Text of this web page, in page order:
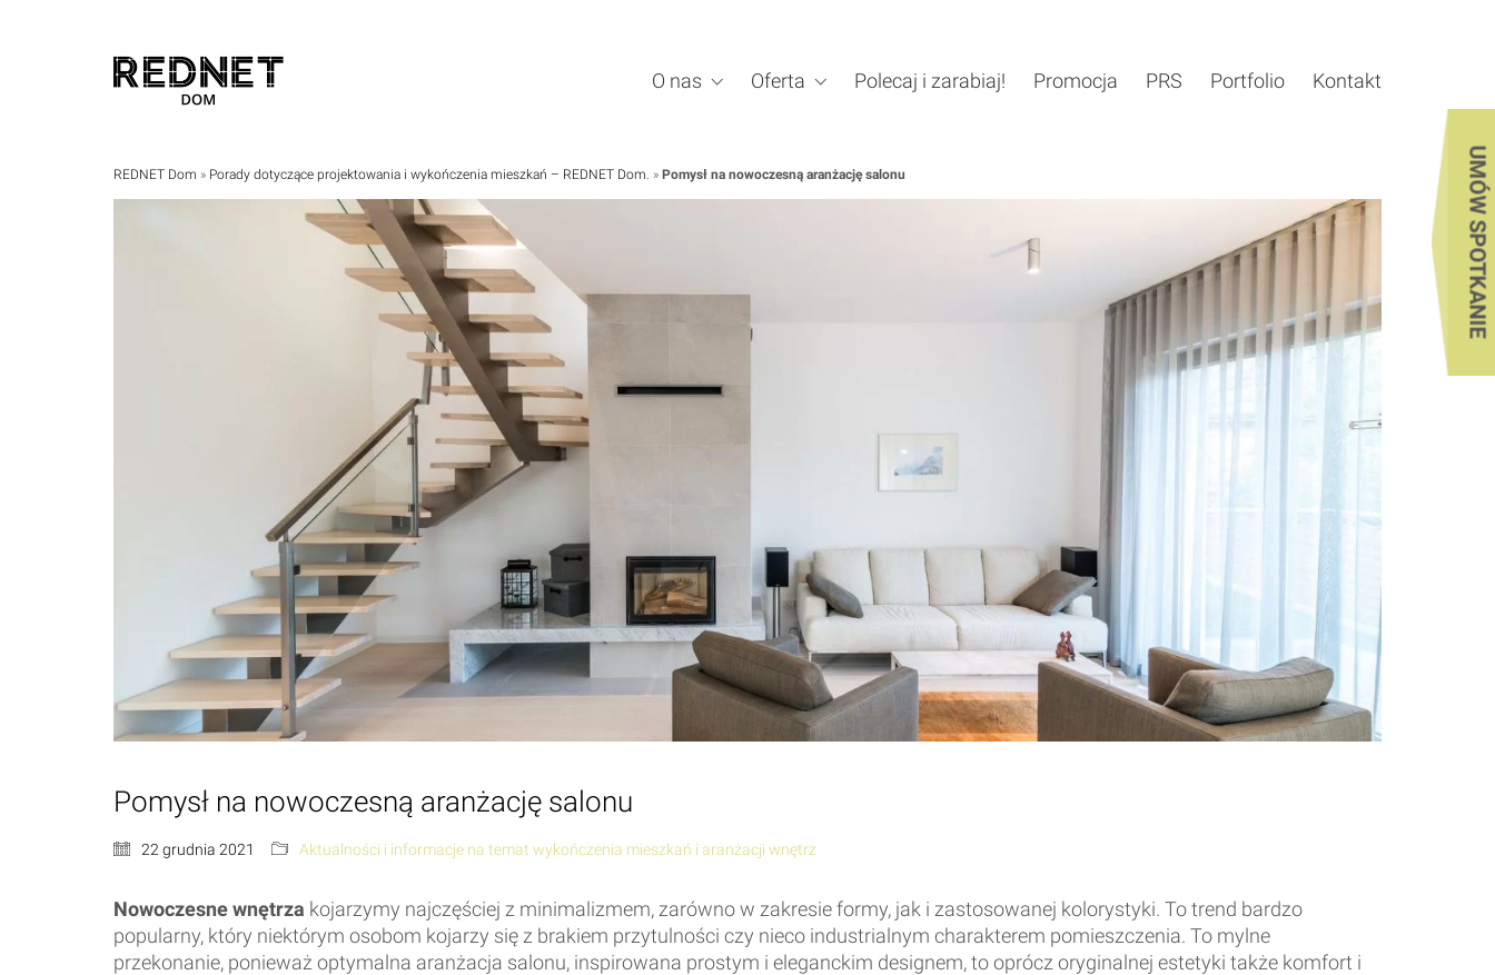
UMÓW SPOTKANIE
O nas Oferta Polecaj i zarabiaj! Promocja PRS Portfolio Kontakt
REDNET Dom » Porady dotyczące projektowania i wykończenia mieszkań – REDNET Dom. » Pomysł na nowoczesną aranżację salonu
Pomysł na nowoczesną aranżację salonu
22 grudnia 2021 Aktualności i informacje na temat wykończenia mieszkań i aranżacji wnętrz
Nowoczesne wnętrza kojarzymy najczęściej z minimalizmem, zarówno w zakresie formy, jak i zastosowanej kolorystyki. To trend bardzo
popularny, który niektórym osobom kojarzy się z brakiem przytulności czy nieco industrialnym charakterem pomieszczenia. To mylne
przekonanie, ponieważ optymalna aranżacja salonu, inspirowana prostym i eleganckim designem, to oprócz oryginalnej estetyki także komfort i